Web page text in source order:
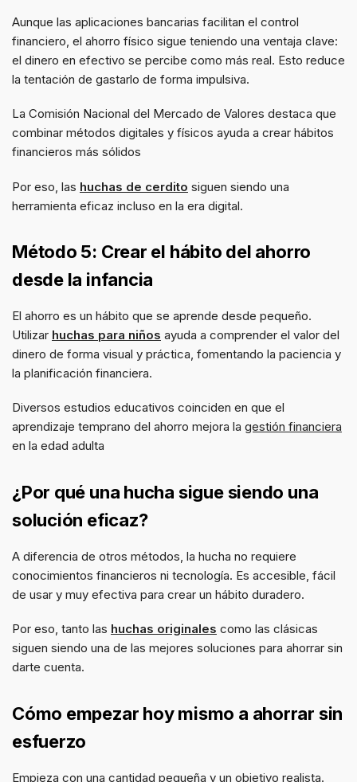
Aunque las aplicaciones bancarias facilitan el control
financiero, el ahorro físico sigue teniendo una ventaja clave:
el dinero en efectivo se percibe como más real. Esto reduce
la tentación de gastarlo de forma impulsiva.
La Comisión Nacional del Mercado de Valores destaca que
combinar métodos digitales y físicos ayuda a crear hábitos
financieros más sólidos
Por eso, las huchas de cerdito siguen siendo una
herramienta eficaz incluso en la era digital.
Método 5: Crear el hábito del ahorro
desde la infancia
El ahorro es un hábito que se aprende desde pequeño.
Utilizar huchas para niños ayuda a comprender el valor del
dinero de forma visual y práctica, fomentando la paciencia y
la planificación financiera.
Diversos estudios educativos coinciden en que el
aprendizaje temprano del ahorro mejora la gestión financiera
en la edad adulta
¿Por qué una hucha sigue siendo una
solución eficaz?
A diferencia de otros métodos, la hucha no requiere
conocimientos financieros ni tecnología. Es accesible, fácil
de usar y muy efectiva para crear un hábito duradero.
Por eso, tanto las huchas originales como las clásicas
siguen siendo una de las mejores soluciones para ahorrar sin
darte cuenta.
Cómo empezar hoy mismo a ahorrar sin
esfuerzo
Empieza con una cantidad pequeña y un objetivo realista.